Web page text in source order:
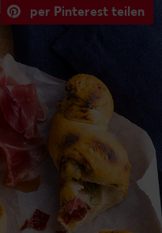
per Pinterest teilen